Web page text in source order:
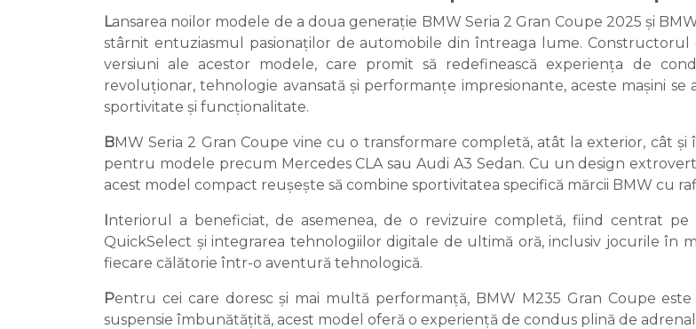
Lansarea noilor modele de a doua generație BMW Seria 2 Gran Coupe 2025 și
stârnit entuziasmul pasionaților de automobile din întreaga lume.
versiuni ale acestor modele, care promit să redefinească experiența de
revoluționar, tehnologie avansată și performanțe impresionante, aceste mașini
sportivitate și funcționalitate.
BMW Seria 2 Gran Coupe vine cu o transformare completă, atât la exterior, cât și
pentru modele precum Mercedes CLA sau Audi A3 Sedan. Cu un design
acest model compact reușește să combine sportivitatea specifică mărcii BMW cu
Interiorul a beneficiat, de asemenea, de o revizuire completă, fiind centrat
QuickSelect și integrarea tehnologiilor digitale de ultimă oră, inclusiv jocurile în
fiecare călătorie într-o aventură tehnologică.
Pentru cei care doresc și mai multă performanță, BMW M235 Gran Coupe
suspensie îmbunătățită, acest model oferă o experiență de condus plină de